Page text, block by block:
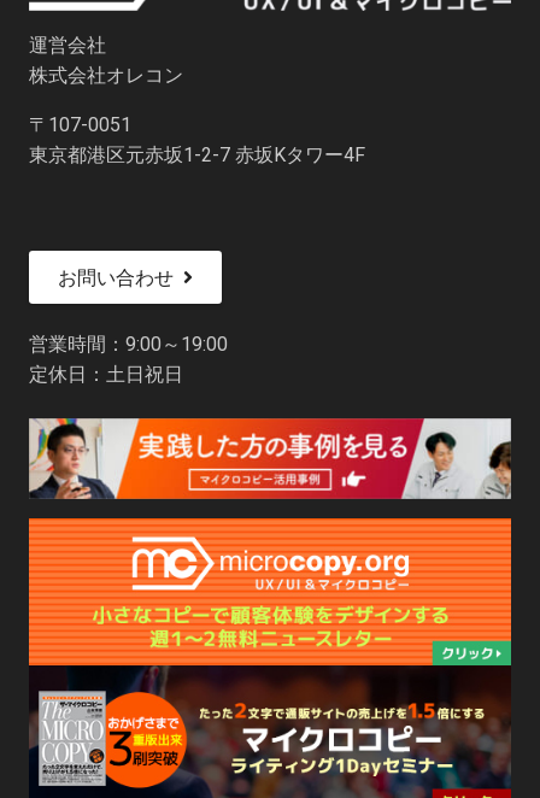
運営会社
株式会社オレコン
〒107-0051
東京都港区元赤坂1-2-7 赤坂Kタワー4F
お問い合わせ
営業時間：9:00～19:00
定休日：土日祝日